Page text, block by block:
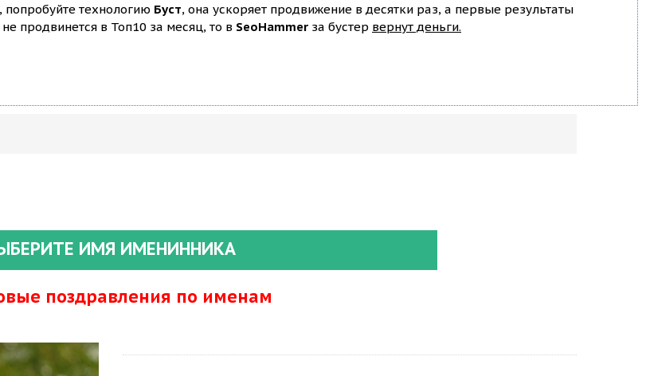
попробуйте технологию Буст, она ускоряет продвижение в десятки раз, а первые результаты
продвинется в Топ10 за месяц, то в SeoHammer за бустер вернут деньги.
ИМЯ ИМЕНИННИКА
поздравления по именам